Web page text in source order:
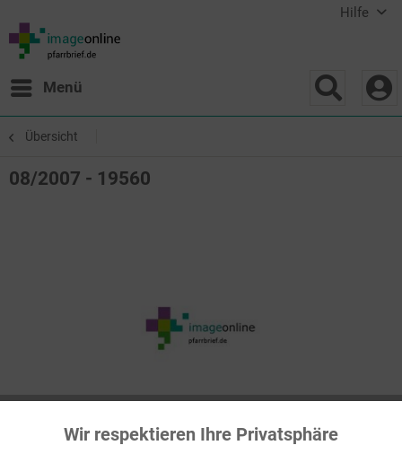
Hilfe
Menü
Übersicht
08/2007 - 19560
Funktionale Aktiv
Wir respektieren Ihre Privatsphäre